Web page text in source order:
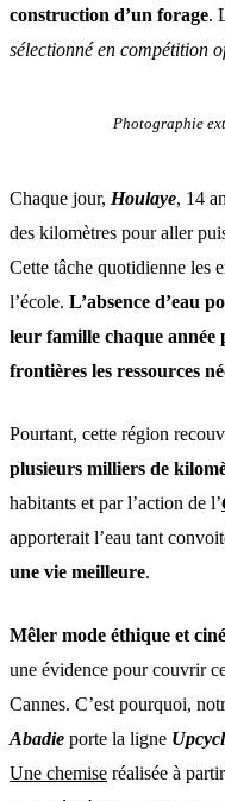
construction d’un forage.
sélectionné en compétition
Photographie
Chaque jour, Houlaye, 14
des kilomètres pour aller
Cette tâche quotidienne les
l’école. L’absence d’eau
leur famille chaque année
frontières les ressources
Pourtant, cette région
plusieurs milliers de
habitants et par l’action de l’
apporterait l’eau tant
une vie meilleure.
Mêler mode éthique et
une évidence pour couvrir
Cannes. C’est pourquoi,
Abadie porte la ligne
Une chemise réalisée à